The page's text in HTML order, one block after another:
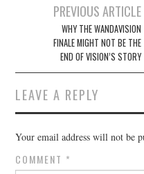
navigation
PREVIOUS ARTICLE
WHY THE WANDAVISION
FINALE MIGHT NOT BE THE
END OF VISION’S STORY
LEAVE A REPLY
Your email address will not be
COMMENT *